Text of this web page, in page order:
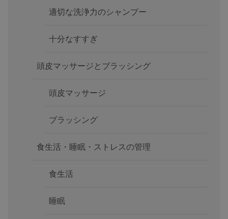
適切な洗浄力のシャンプー
十分なすすぎ
頭皮マッサージとブラッシング
頭皮マッサージ
ブラッシング
食生活・睡眠・ストレスの管理
食生活
睡眠